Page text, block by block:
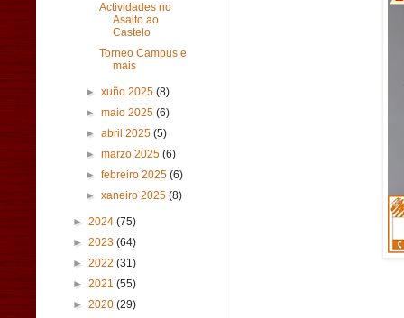
Actividades no
Asalto ao
Castelo
Torneo Campus e
mais
►xuño 2025(8)
►maio 2025(6)
►abril 2025(5)
►marzo 2025(6)
►febreiro 2025(6)
►xaneiro 2025(8)
► 2024 (75)
► 2023 (64)
► 2022 (31)
► 2021 (55)
► 2020 (29)